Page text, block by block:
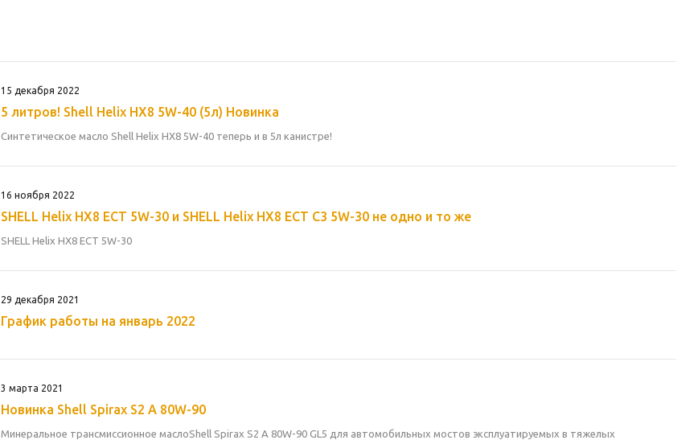
15 декабря 2022
5 литров! Shell Helix HX8 5W-40 (5л) Новинка
Синтетическое масло Shell Helix HX8 5W-40 теперь и в 5л канистре!
16 ноября 2022
SHELL Helix HX8 ECT 5W-30 и SHELL Helix HX8 ECT C3 5W-30 не одно и то же
SHELL Helix HX8 ECT 5W-30
29 декабря 2021
График работы на январь 2022
3 марта 2021
Новинка Shell Spirax S2 A 80W-90
Минеральное трансмиссионное маслоShell Spirax S2 A 80W-90 GL5 для автомобильных мостов эксплуатируемых в тяжелых